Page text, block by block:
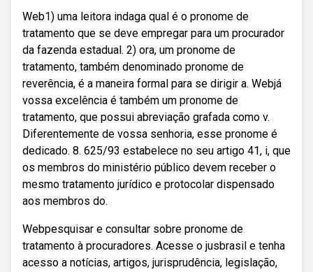
Web1) uma leitora indaga qual é o pronome de
tratamento que se deve empregar para um procurador
da fazenda estadual. 2) ora, um pronome de
tratamento, também denominado pronome de
reverência, é a maneira formal para se dirigir a. Webjá
vossa excelência é também um pronome de
tratamento, que possui abreviação grafada como v.
Diferentemente de vossa senhoria, esse pronome é
dedicado. 8. 625/93 estabelece no seu artigo 41, i, que
os membros do ministério público devem receber o
mesmo tratamento jurídico e protocolar dispensado
aos membros do.
Webpesquisar e consultar sobre pronome de
tratamento à procuradores. Acesse o jusbrasil e tenha
acesso a notícias, artigos, jurisprudência, legislação,